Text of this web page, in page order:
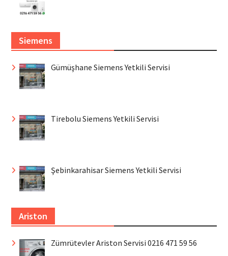
Siemens
Gümüşhane Siemens Yetkili Servisi
Tirebolu Siemens Yetkili Servisi
Şebinkarahisar Siemens Yetkili Servisi
Ariston
Zümrütevler Ariston Servisi 0216 471 59 56